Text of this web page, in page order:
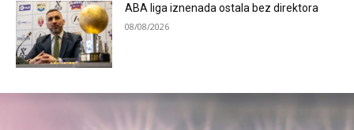
ABA liga iznenada ostala bez direktora
08/08/2026